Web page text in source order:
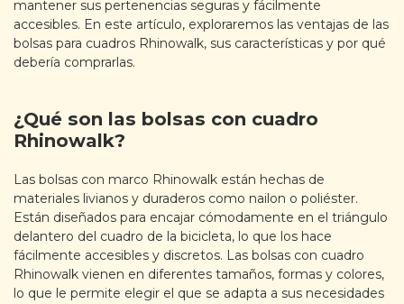
mantener sus pertenencias seguras y fácilmente
accesibles. En este artículo, exploraremos las ventajas de las
bolsas para cuadros Rhinowalk, sus características y por qué
debería comprarlas.
¿Qué son las bolsas con cuadro
Rhinowalk?
Las bolsas con marco Rhinowalk están hechas de
materiales livianos y duraderos como nailon o poliéster.
Están diseñados para encajar cómodamente en el triángulo
delantero del cuadro de la bicicleta, lo que los hace
fácilmente accesibles y discretos. Las bolsas con cuadro
Rhinowalk vienen en diferentes tamaños, formas y colores,
lo que le permite elegir el que se adapta a sus necesidades